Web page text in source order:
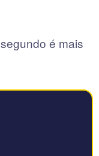
é mais